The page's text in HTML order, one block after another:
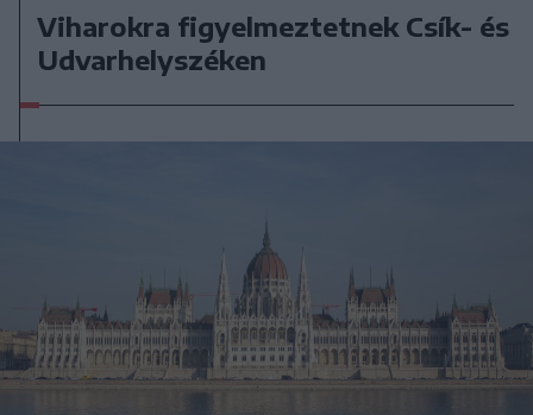
Viharokra figyelmeztetnek Csík- és
Udvarhelyszéken